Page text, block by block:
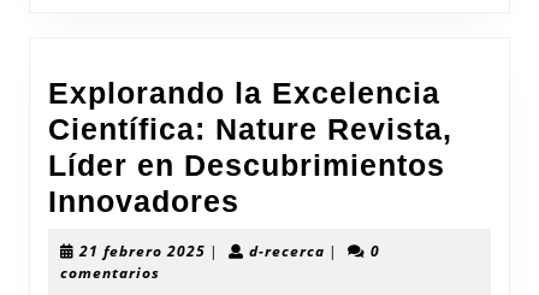
Explorando la Excelencia
Científica: Nature Revista,
Líder en Descubrimientos
Innovadores
la
21 febrero 2025 21| d-recercad-|
0
comentarios